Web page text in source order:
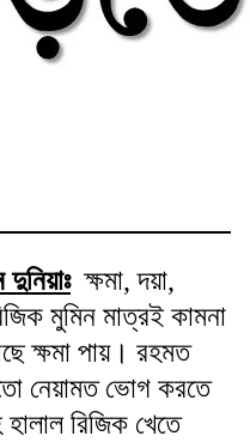
ক্ষমা, দয়া,
মুমিন মাত্রই কামনা
ক্ষমা পায়। রহমত
নেয়ামত ভোগ করতে
রিজিক খেতে